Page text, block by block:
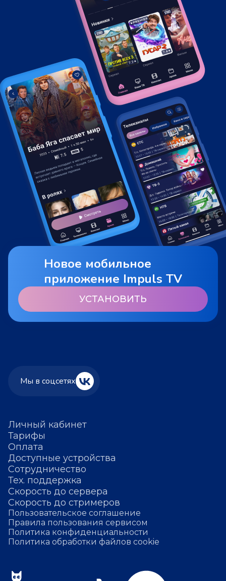
Новое мобильное
приложение Impuls TV
УСТАНОВИТЬ
Личный кабинет
Тарифы
Оплата
Доступные устройства
Сотрудничество
Тех. поддержка
Скорость до сервера
Скорость до стримеров
Пользовательское соглашение
Правила пользования сервисом
Политика конфиденциальности
Политика обработки файлов cookie
Мы в соцсетях